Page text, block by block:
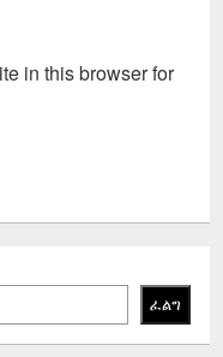
in this browser for
ፈልግ